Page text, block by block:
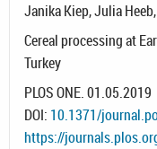
Janika Kiep, Julia
Cereal processing at
Turkey
PLOS ONE. 01.05.2019
DOI: 10.1371/
https://